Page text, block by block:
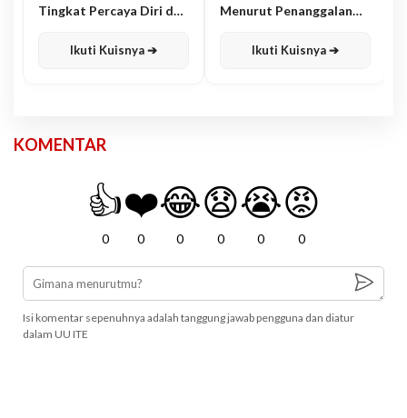
Tingkat Percaya Diri dan
Ikuti Kuisnya ➔
Menurut Penanggalan
Ikuti Kuisnya ➔
KOMENTAR
👍
0
❤️
0
😂
0
😧
0
😭
0
😡
0
Isi komentar sepenuhnya adalah tanggung jawab pengguna dan diatur
dalam UU ITE